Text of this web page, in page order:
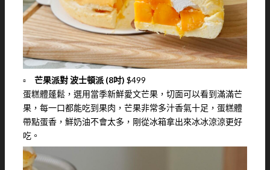
▫️ 芒果派對 波士頓派 (8吋) $499
蛋糕體蓬鬆，選用當季新鮮愛文芒果，切面可以看到滿滿芒
果，每一口都能吃到果肉，芒果非常多汁香氣十足，蛋糕體
帶點蛋香，鮮奶油不會太多，剛從冰箱拿出來冰冰涼涼更好
吃。